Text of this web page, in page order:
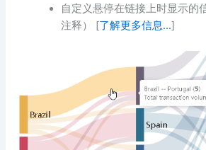
自定义悬停在链接上时显示的
注释） [了解更多信息…]